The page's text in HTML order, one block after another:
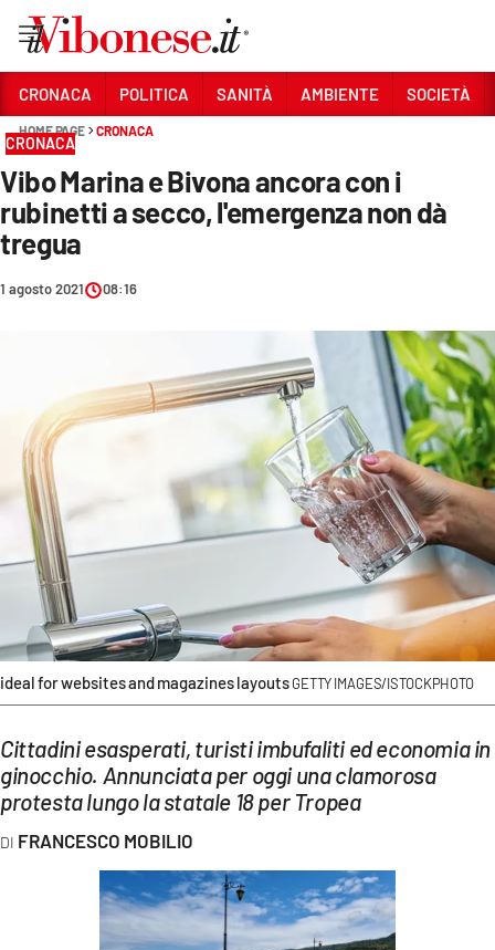
Sezioni
CRONACA
POLITICA
CULTURA
ECONOMIA E LAVORO
EVENTI
SPORT
Streaming
LAC TV
LAC NETWORK
LAC ONAIR
Network
LACPLAY.IT
CRONACA POLITICA SANITÀ AMBIENTE SOCIETÀ
HOME PAGE CRONACA
CRONACA
Vibo Marina e Bivona ancora con i
rubinetti a secco, l'emergenza non dà
tregua
ideal for websites and magazines layoutsGETTY IMAGES/ISTOCKPHOTO
1 agosto 2021 08:16
Cittadini esasperati, turisti imbufaliti ed economia in
ginocchio. Annunciata per oggi una clamorosa
protesta lungo la statale 18 per Tropea
FRANCESCO MOBILIO